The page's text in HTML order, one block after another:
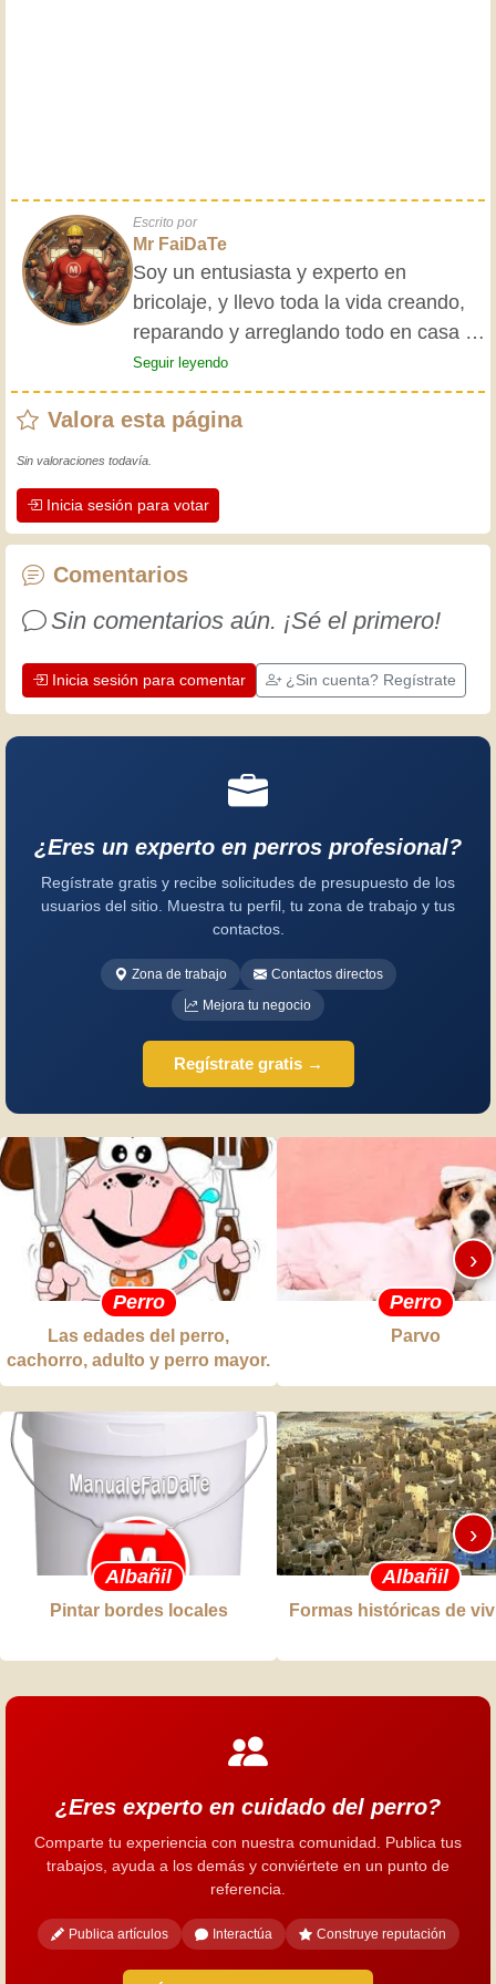
Escrito por
Mr FaiDaTe
Soy un entusiasta y experto en
bricolaje, y llevo toda la vida creando,
reparando y arreglando todo en casa y
para mis amigos. Mis abuelos me
enseñaron lo básico desde pequeño, y
desde entonces he adquirido una vasta
experiencia. ¡La experiencia enseña! Te
apreciar la dedicación que los
artesanos profesionales ponen en su
trabajo. Aprendamos juntos; cada día
¡Diviértete!
Seguir leyendo
Valora esta página
Sin valoraciones todavía.
Inicia sesión para votar
Comentarios
Sin comentarios aún. ¡Sé el primero!
Inicia sesión para comentar ¿Sin cuenta? Regístrate
¿Eres un experto en perros profesional?
Regístrate gratis y recibe solicitudes de presupuesto de los
usuarios del sitio. Muestra tu perfil, tu zona de trabajo y tus
contactos.
Zona de trabajo
Contactos directos
Mejora tu negocio
Regístrate gratis →
Perro
Las edades del perro,
cachorro, adulto y perro mayor.
Perro
Parvo
›
Albañil
Pintar bordes locales
Albañil
Formas históricas de
›
¿Eres experto en cuidado del perro?
Comparte tu experiencia con nuestra comunidad. Publica tus
trabajos, ayuda a los demás y conviértete en un punto de
referencia.
Publica artículos Interactúa Construye reputación